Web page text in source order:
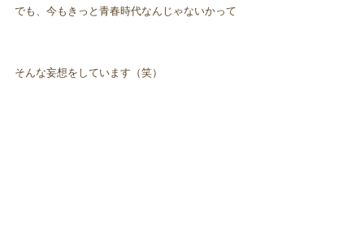
でも、今もきっと青春時代なんじゃないかって
そんな妄想をしています（笑）